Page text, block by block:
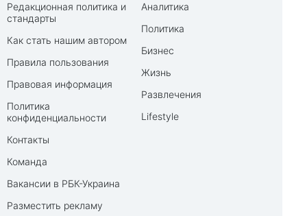
Редакционная политика и
стандарты
Как стать нашим автором
Правила пользования
Правовая информация
Политика
конфиденциальности
Контакты
Команда
Вакансии в РБК-Украина
Разместить рекламу
Аналитика
Политика
Бизнес
Жизнь
Развлечения
Lifestyle